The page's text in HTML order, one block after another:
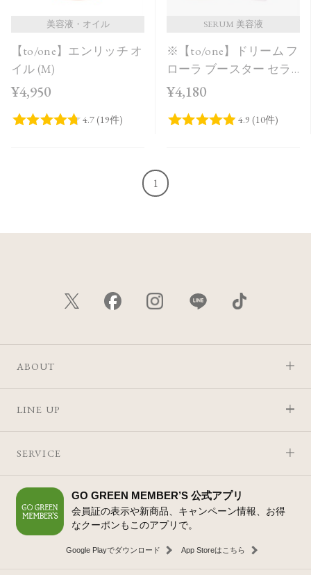
美容液・オイル
【to/one】エンリッチ オ
イル (M)
¥4,950
SERUM 美容液
※【to/one】ドリーム フ
ローラ ブースター セラ
ム＜Holiday Collection＞
¥4,180
1
ABOUT
LINE UP
SERVICE
GO GREEN MEMBER’S 公式アプリ
会員証の表示や新商品、キャンペーン情報、お得
なクーポンもこのアプリで。
Google Playでダウンロード App Storeはこちら